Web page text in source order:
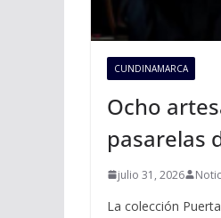
CUNDINAMARCA
Ocho
pasarelas
julio 31, 2026
La colección